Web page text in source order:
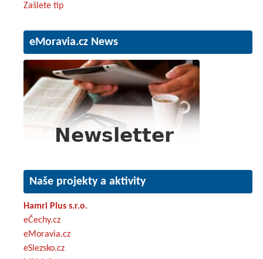
Zašlete tip
eMoravia.cz News
Naše projekty a aktivity
Hamri Plus s.r.o.
eČechy.cz
eMoravia.cz
eSlezsko.cz